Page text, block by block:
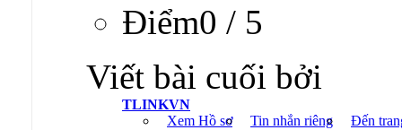
Ðiểm0 / 5
Viết bài cuối bởi
TLINKVN
Xem Hồ sơ
Tin nhắn riêng Đến